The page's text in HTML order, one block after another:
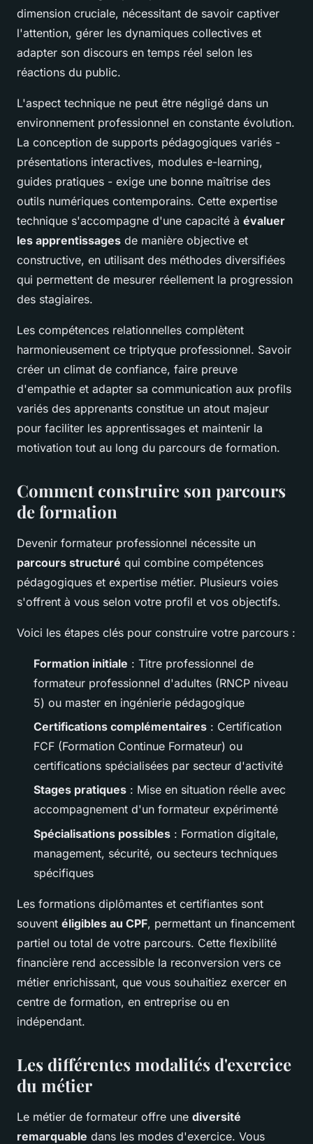
dimension cruciale, nécessitant de savoir captiver
l'attention, gérer les dynamiques collectives et
adapter son discours en temps réel selon les
réactions du public.
L'aspect technique ne peut être négligé dans un
environnement professionnel en constante évolution.
La conception de supports pédagogiques variés -
présentations interactives, modules e-learning,
guides pratiques - exige une bonne maîtrise des
outils numériques contemporains. Cette expertise
technique s'accompagne d'une capacité à évaluer
les apprentissages de manière objective et
constructive, en utilisant des méthodes diversifiées
qui permettent de mesurer réellement la progression
des stagiaires.
Les compétences relationnelles complètent
harmonieusement ce triptyque professionnel. Savoir
créer un climat de confiance, faire preuve
d'empathie et adapter sa communication aux profils
variés des apprenants constitue un atout majeur
pour faciliter les apprentissages et maintenir la
motivation tout au long du parcours de formation.
Comment construire son parcours
de formation
Devenir formateur professionnel nécessite un
parcours structuré qui combine compétences
pédagogiques et expertise métier. Plusieurs voies
s'offrent à vous selon votre profil et vos objectifs.
Voici les étapes clés pour construire votre parcours :
Formation initiale : Titre professionnel de
formateur professionnel d'adultes (RNCP niveau
5) ou master en ingénierie pédagogique
Certifications complémentaires : Certification
FCF (Formation Continue Formateur) ou
certifications spécialisées par secteur d'activité
Stages pratiques : Mise en situation réelle avec
accompagnement d'un formateur expérimenté
Spécialisations possibles : Formation digitale,
management, sécurité, ou secteurs techniques
spécifiques
Les formations diplômantes et certifiantes sont
souvent éligibles au CPF, permettant un financement
partiel ou total de votre parcours. Cette flexibilité
financière rend accessible la reconversion vers ce
métier enrichissant, que vous souhaitiez exercer en
centre de formation, en entreprise ou en
indépendant.
Les différentes modalités d'exercice
du métier
Le métier de formateur offre une diversité
remarquable dans les modes d'exercice. Vous